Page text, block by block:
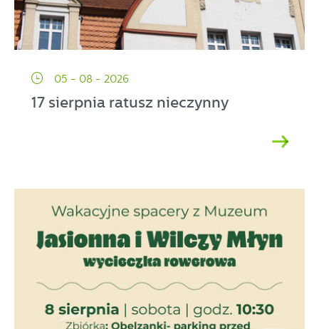
05 - 08 - 2026
17 sierpnia ratusz nieczynny